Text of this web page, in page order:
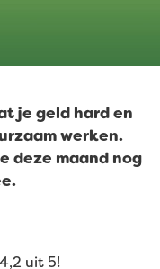
je geld hard en
werken.
deze maand nog
uit 5!